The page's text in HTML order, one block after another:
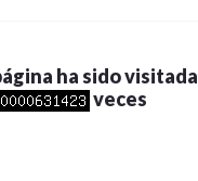
ha sido visitada
veces